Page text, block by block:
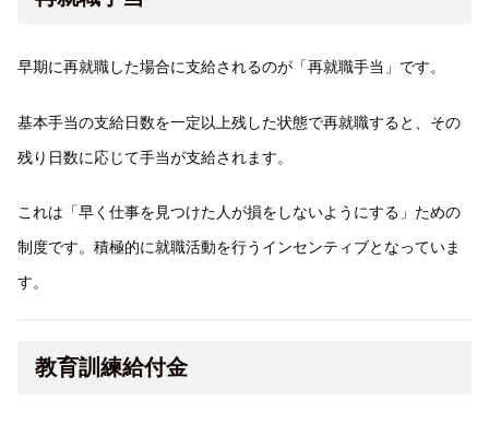
早期に再就職した場合に支給されるのが「再就職手当」です。
基本手当の支給日数を一定以上残した状態で再就職すると、その
残り日数に応じて手当が支給されます。
これは「早く仕事を見つけた人が損をしないようにする」ための
制度です。積極的に就職活動を行うインセンティブとなっていま
す。
教育訓練給付金